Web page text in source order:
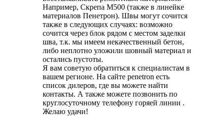
Например, Скрепа М500 (также в линейке
материалов Пенетрон). Швы могут сочится
также в следующих случаях: возможно
сочится через блок рядом с местом заделки
шва, т.к. мы имеем некачественный бетон,
либо неплотно уложили шовный материал и
остались пустоты.
Я вам советую обратиться к специалистам в
вашем регионе. На сайте penetron есть
список дилеров, где вы можете найти
контакты. А также можете позвонить по
круглосуточному телефону горяей линии .
Желаю удачи!